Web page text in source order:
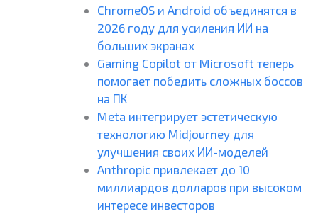
ChromeOS и Android объединятся в
2026 году для усиления ИИ на
больших экранах
Gaming Copilot от Microsoft теперь
помогает победить сложных боссов
на ПК
Meta интегрирует эстетическую
технологию Midjourney для
улучшения своих ИИ-моделей
Anthropic привлекает до 10
миллиардов долларов при высоком
интересе инвесторов